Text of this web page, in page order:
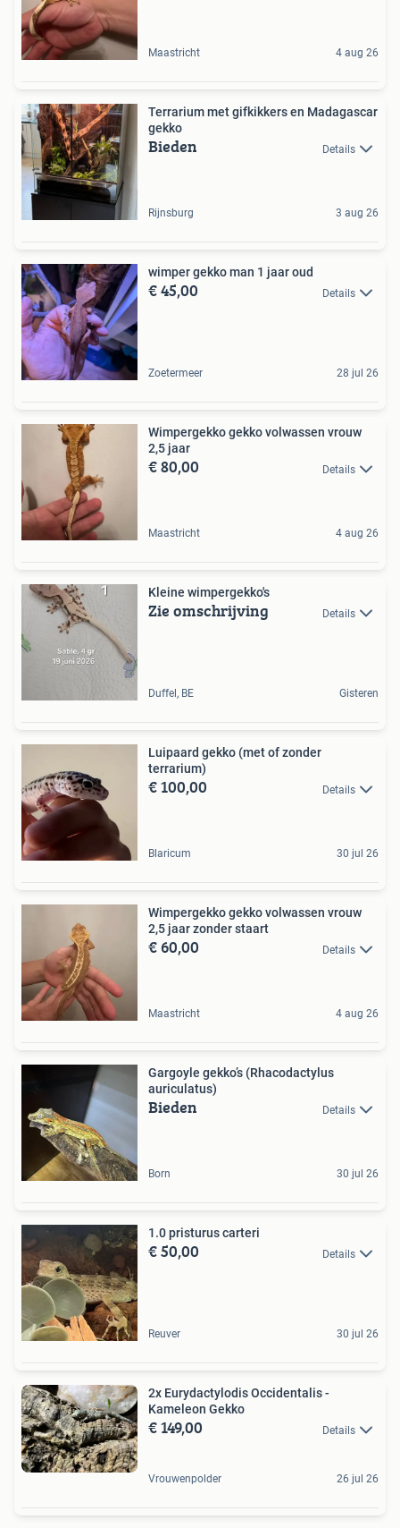
Maastricht 4 aug 26
Terrarium met gifkikkers en Madagascar
gekko
Bieden Details
Rijnsburg 3 aug 26
wimper gekko man 1 jaar oud
€ 45,00 Details
Zoetermeer 28 jul 26
Wimpergekko gekko volwassen vrouw
2,5 jaar
€ 80,00 Details
Maastricht 4 aug 26
Kleine wimpergekko's
Zie omschrijving Details
Duffel, BE Gisteren
Luipaard gekko (met of zonder
terrarium)
€ 100,00 Details
Blaricum 30 jul 26
Wimpergekko gekko volwassen vrouw
2,5 jaar zonder staart
€ 60,00 Details
Maastricht 4 aug 26
Gargoyle gekko’s (Rhacodactylus
auriculatus)
Bieden Details
Born 30 jul 26
1.0 pristurus carteri
€ 50,00 Details
Reuver 30 jul 26
2x Eurydactylodis Occidentalis -
Kameleon Gekko
€ 149,00 Details
Vrouwenpolder 26 jul 26